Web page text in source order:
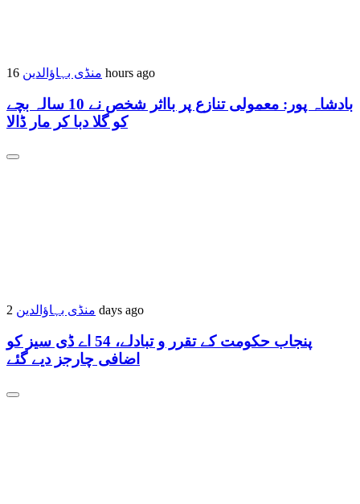
منڈی بہاؤالدین 16 hours ago
بادشاہ پور: معمولی تنازع پر بااثر شخص نے 10 سالہ بچے
کو گلا دبا کر مار ڈالا
منڈی بہاؤالدین 2 days ago
پنجاب حکومت کے تقرر و تبادلے، 54 اے ڈی سیز کو
اضافی چارجز دیے گئے